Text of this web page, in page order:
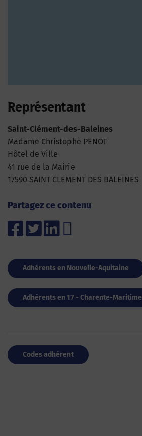
Représentant
Saint-Clément-des-Baleines
Madame Christophe PENOT
Hôtel de Ville
41 rue de la Mairie
17590 SAINT CLEMENT DES BALEINES
Partagez ce contenu
Adhérents en Nouvelle-Aquitaine
Adhérents en 17 - Charente-Maritime
Codes adhérent